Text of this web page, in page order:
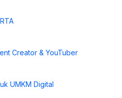
Creator & YouTuber
UMKM Digital